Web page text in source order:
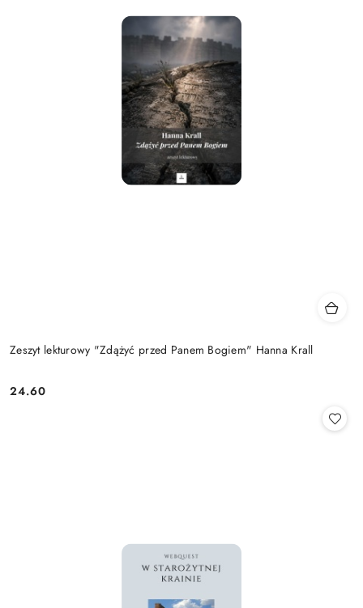
Zeszyt lekturowy "Zdążyć przed Panem Bogiem" Hanna Krall
Cena:
24.60